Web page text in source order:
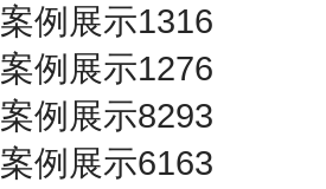
案例展示1316
案例展示1276
案例展示8293
案例展示6163